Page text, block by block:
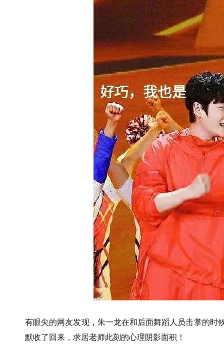
有眼尖的网友发现，朱一龙在和后面舞蹈人员击掌的时
默收了回来，求居老师此刻的心理阴影面积！